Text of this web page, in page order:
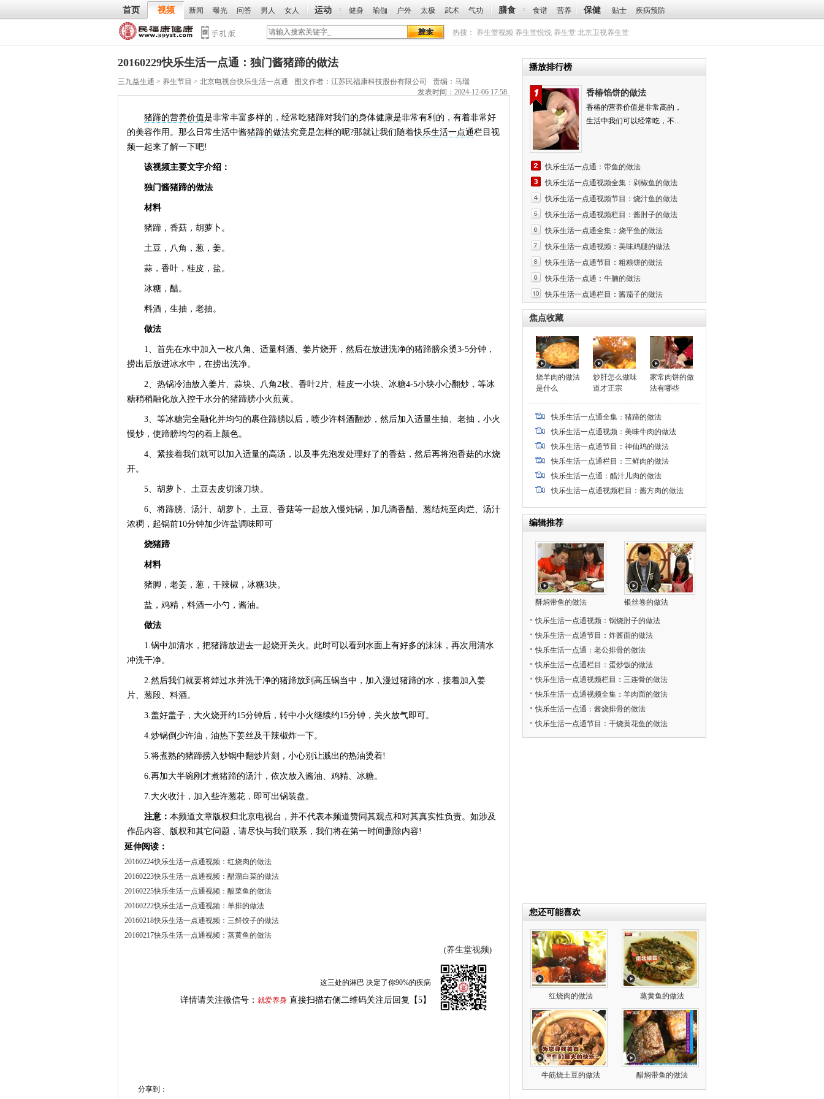
首页 视频 新闻 曝光 问答 男人 女人 运动 健身 瑜伽 户外 太极 武术 气功 膳食 食谱 营养 保健 贴士 疾病预防
热搜： 养生堂视频 养生堂悦悦 养生堂 北京卫视养生堂
20160229快乐生活一点通：独门酱猪蹄的做法
三九益生通 > 养生节目 > 北京电视台快乐生活一点通 图文作者： 江苏民福康科技股份有限公司
责编：马瑞
发表时间：2024-12-06 17:58
猪蹄的营养价值是非常丰富多样的，经常吃猪蹄对我们的身体健康是非常有利的，有着非常好
的美容作用。那么日常生活中酱猪蹄的做法究竟是怎样的呢?那就让我们随着快乐生活一点通栏目视
频一起来了解一下吧!
该视频主要文字介绍：
独门酱猪蹄的做法
材料
猪蹄，香菇，胡萝卜。
土豆，八角，葱，姜。
蒜，香叶，桂皮，盐。
冰糖，醋。
料酒，生抽，老抽。
做法
1、首先在水中加入一枚八角、适量料酒、姜片烧开，然后在放进洗净的猪蹄膀氽烫3-5分钟，
捞出后放进冰水中，在捞出洗净。
2、热锅冷油放入姜片、蒜块、八角2枚、香叶2片、桂皮一小块、冰糖4-5小块小心翻炒，等冰
糖稍稍融化放入控干水分的猪蹄膀小火煎黄。
3、等冰糖完全融化并均匀的裹住蹄膀以后，喷少许料酒翻炒，然后加入适量生抽、老抽，小火
慢炒，使蹄膀均匀的着上颜色。
4、紧接着我们就可以加入适量的高汤，以及事先泡发处理好了的香菇，然后再将泡香菇的水烧
开。
5、胡萝卜、土豆去皮切滚刀块。
6、将蹄膀、汤汁、胡萝卜、土豆、香菇等一起放入慢炖锅，加几滴香醋、葱结炖至肉烂、汤汁
浓稠，起锅前10分钟加少许盐调味即可
烧猪蹄
材料
猪脚，老姜，葱，干辣椒，冰糖3块。
盐，鸡精，料酒一小勺，酱油。
做法
1.锅中加清水，把猪蹄放进去一起烧开关火。此时可以看到水面上有好多的沫沫，再次用清水
冲洗干净。
2.然后我们就要将焯过水并洗干净的猪蹄放到高压锅当中，加入漫过猪蹄的水，接着加入姜
片、葱段、料酒。
3.盖好盖子，大火烧开约15分钟后，转中小火继续约15分钟，关火放气即可。
4.炒锅倒少许油，油热下姜丝及干辣椒炸一下。
5.将煮熟的猪蹄捞入炒锅中翻炒片刻，小心别让溅出的热油烫着!
6.再加大半碗刚才煮猪蹄的汤汁，依次放入酱油、鸡精、冰糖。
7.大火收汁，加入些许葱花，即可出锅装盘。
注意： 本频道文章版权归北京电视台，并不代表本频道赞同其观点和对其真实性负责。如涉及
作品内容、版权和其它问题，请尽快与我们联系，我们将在第一时间删除内容!
延伸阅读：
20160224快乐生活一点通视频：红烧肉的做法
20160223快乐生活一点通视频：醋溜白菜的做法
20160225快乐生活一点通视频：酸菜鱼的做法
20160222快乐生活一点通视频：羊排的做法
20160218快乐生活一点通视频：三鲜饺子的做法
20160217快乐生活一点通视频：蒸黄鱼的做法
(养生堂视频)
这三处的淋巴 决定了你90%的疾病
详情请关注微信号： 就爱养身 直接扫描右侧二维码关注后回复【5】
分享到：
播放排行榜
香椿馅饼的做法
香椿的营养价值是非常高的，
生活中我们可以经常吃，不...
快乐生活一点通：带鱼的做法
快乐生活一点通视频全集：剁椒鱼的做法
快乐生活一点通视频节目：烧汁鱼的做法
快乐生活一点通视频栏目：酱肘子的做法
快乐生活一点通全集：烧平鱼的做法
快乐生活一点通视频：美味鸡腿的做法
快乐生活一点通节目：粗粮饼的做法
快乐生活一点通：牛腩的做法
快乐生活一点通栏目：酱茄子的做法
焦点收藏
烧羊肉的做法
是什么
炒肝怎么做味
道才正宗
家常肉饼的做
法有哪些
快乐生活一点通全集：猪蹄的做法
快乐生活一点通视频：美味牛肉的做法
快乐生活一点通节目：神仙鸡的做法
快乐生活一点通栏目：三鲜肉的做法
快乐生活一点通：醋汁儿肉的做法
快乐生活一点通视频栏目：酱方肉的做法
编辑推荐
酥焖带鱼的做法 银丝卷的做法
快乐生活一点通视频：锅烧肘子的做法
快乐生活一点通节目：炸酱面的做法
快乐生活一点通：老公排骨的做法
快乐生活一点通栏目：蛋炒饭的做法
快乐生活一点通视频栏目：三连骨的做法
快乐生活一点通视频全集：羊肉面的做法
快乐生活一点通：酱烧排骨的做法
快乐生活一点通节目：干烧黄花鱼的做法
您还可能喜欢
红烧肉的做法 蒸黄鱼的做法
牛筋烧土豆的做法 醋焖带鱼的做法